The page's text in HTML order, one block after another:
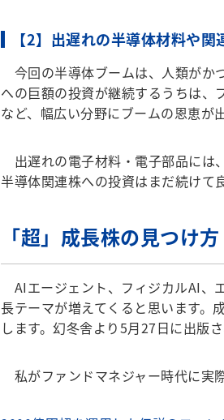
【2】出遅れの半導体材料や
今回の半導体ブームは、人類がか
への巨額の投資が継続するうちは、
など、幅広い分野にブームの恩恵が
出遅れの電子材料・電子部品には
半導体関連株への投資はまだ続けて
「超」成長株の見つけ方
AIエージェント、フィジカルAI、
長テーマが増えてくると思います。
します。幻冬舎より5月27日に出版さ
私がファンドマネジャー時代に実